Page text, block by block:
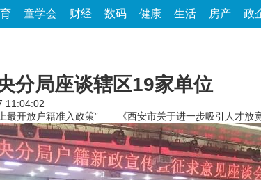
童学会 财经 数码 健康 生活 房产 政
分局座谈辖区19家单位
11:04:02
最开放户籍准入政策”——《西安市关于进一步吸引人才放